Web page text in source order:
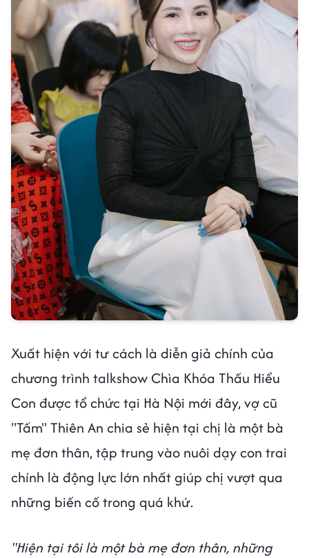
Xuất hiện với tư cách là diễn giả chính của
chương trình talkshow Chìa Khóa Thấu Hiểu
Con được tổ chức tại Hà Nội mới đây, vợ cũ
"Tấm" Thiên An chia sẻ hiện tại chị là một bà
mẹ đơn thân, tập trung vào nuôi dạy con trai
chính là động lực lớn nhất giúp chị vượt qua
những biến cố trong quá khứ.
"Hiện tại tôi là một bà mẹ đơn thân, những